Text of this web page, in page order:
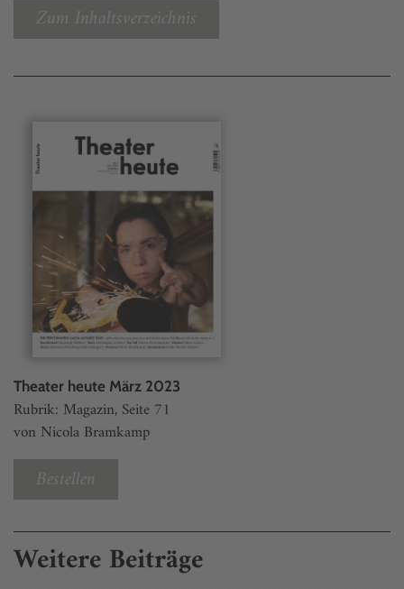
Zum Inhaltsverzeichnis
Theater heute März 2023
Rubrik: Magazin, Seite 71
von Nicola Bramkamp
Bestellen
Weitere Beiträge